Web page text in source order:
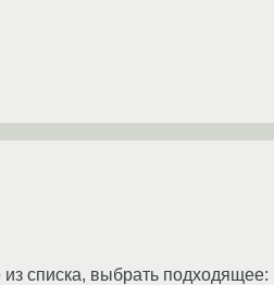
списка, выбрать подходящее: